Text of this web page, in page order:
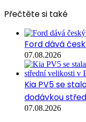
Přečtěte si také
Ford dává
07.08.2026
Kia PV5 se
dodávkou
07.08.2026